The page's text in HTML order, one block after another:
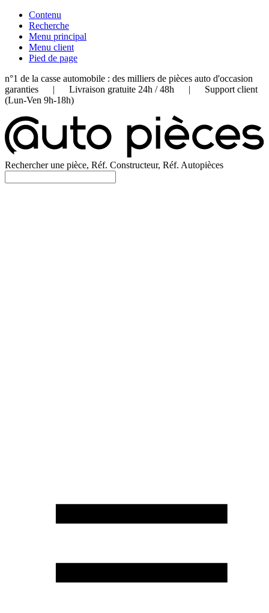
Contenu
Recherche
Menu principal
Menu client
Pied de page
n°1 de la casse automobile : des milliers de pièces auto d'occasion
garanties | Livraison gratuite 24h / 48h | Support client
(Lun-Ven 9h-18h)
Rechercher une pièce, Réf. Constructeur, Réf. Autopièces